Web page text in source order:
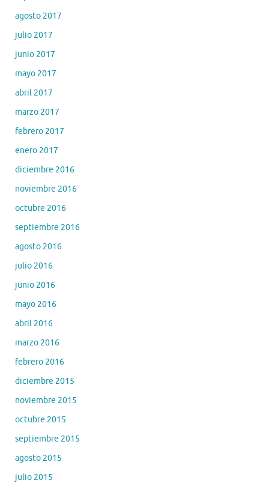
agosto 2017
julio 2017
junio 2017
mayo 2017
abril 2017
marzo 2017
febrero 2017
enero 2017
diciembre 2016
noviembre 2016
octubre 2016
septiembre 2016
agosto 2016
julio 2016
junio 2016
mayo 2016
abril 2016
marzo 2016
febrero 2016
diciembre 2015
noviembre 2015
octubre 2015
septiembre 2015
agosto 2015
julio 2015